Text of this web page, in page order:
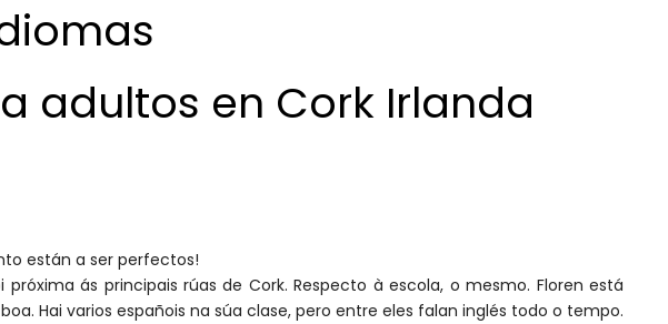
adultos en Cork Irlanda
están a ser perfectos!
ás principais rúas de Cork. Respecto à escola, o mesmo. Floren está
Hai varios españois na súa clase, pero entre eles falan inglés todo o tempo.